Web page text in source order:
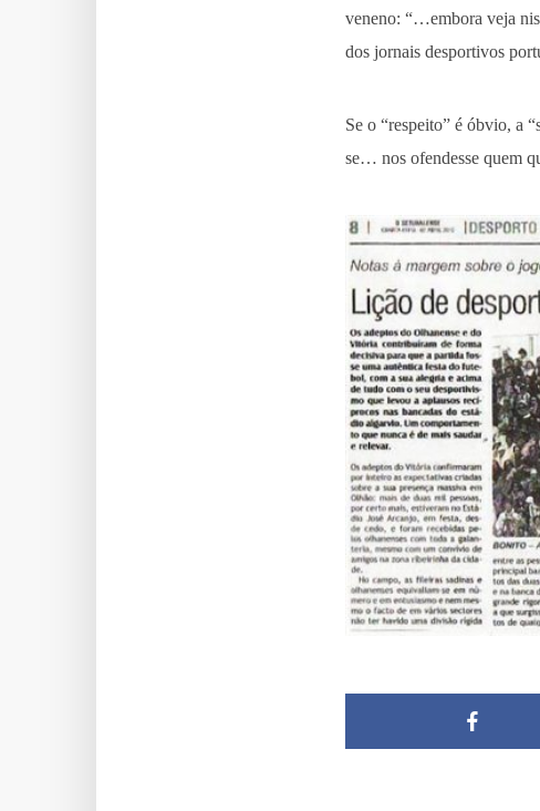
veneno: “…embora veja
dos jornais desportivos
Se o “respeito” é óbvio, a
se… nos ofendesse quem